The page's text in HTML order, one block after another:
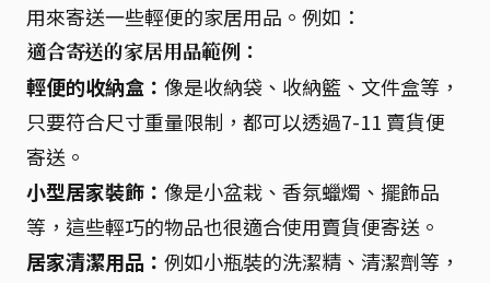
用來寄送一些輕便的家居用品。例如：
適合寄送的家居用品範例：
輕便的收納盒： 像是收納袋、收納籃、文件盒等，
只要符合尺寸重量限制，都可以透過7-11 賣貨便
寄送。
小型居家裝飾： 像是小盆栽、香氛蠟燭、擺飾品
等，這些輕巧的物品也很適合使用賣貨便寄送。
居家清潔用品： 例如小瓶裝的洗潔精、清潔劑等，